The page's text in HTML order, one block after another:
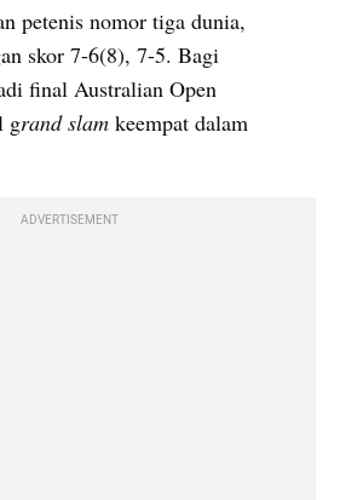
skor 7-6(8), 7-5. Bagi
final Australian Open
grand slam keempat dalam
ADVERTISEMENT